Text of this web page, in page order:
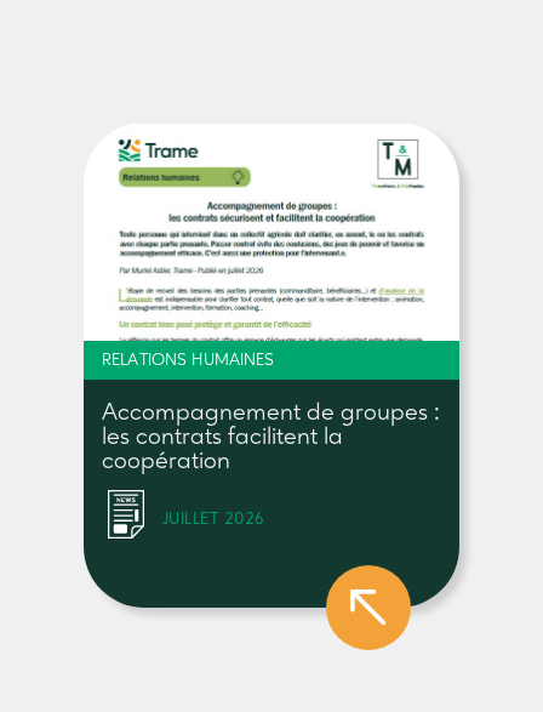
RELATIONS HUMAINES
Accompagnement de groupes :
les contrats facilitent la
coopération
JUILLET 2026